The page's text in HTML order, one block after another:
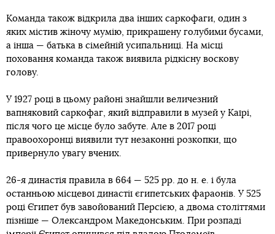
Команда також відкрила два інших саркофаги, один з
яких містив жіночу мумію, прикрашену голубими бусами,
а інша — батька в сімейній усипальниці. На місці
поховання команда також виявила рідкісну воскову
голову.
У 1927 році в цьому районі знайшли величезний
вапняковий саркофаг, який відправили в музей у Каїрі,
після чого це місце було забуте. Але в 2017 році
правоохоронці виявили тут незаконні розкопки, що
привернуло увагу вчених.
26-я династія правила в 664 — 525 рр. до н. е. і була
останньою місцевої династії єгипетських фараонів. У 525
році Єгипет був завойований Персією, а двома століттями
пізніше — Олександром Македонським. При розпаді